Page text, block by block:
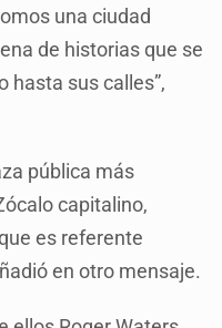
una ciudad
de historias que se
hasta sus calles”,
pública más
capitalino,
es referente
en otro mensaje.